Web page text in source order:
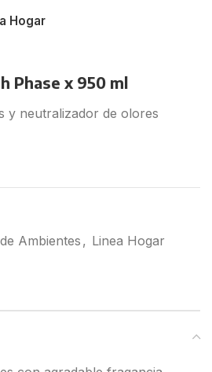
Hogar
Phase x 950 ml
y neutralizador de olores
Ambientes , Linea Hogar